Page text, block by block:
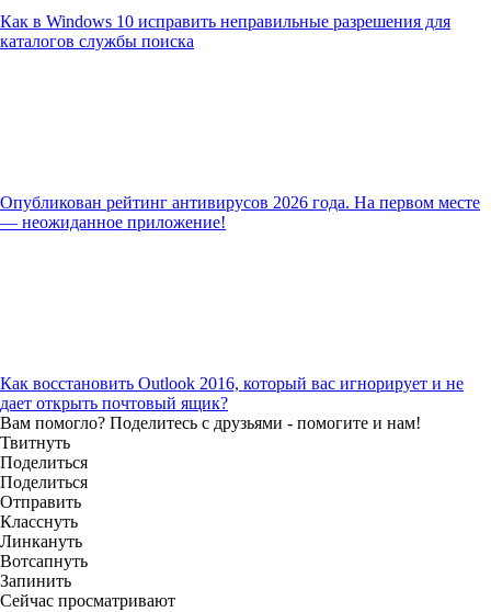
Как в Windows 10 исправить неправильные разрешения для
каталогов службы поиска
Опубликован рейтинг антивирусов 2026 года. На первом месте
— неожиданное приложение!
Как восстановить Outlook 2016, который вас игнорирует и не
дает открыть почтовый ящик?
Вам помогло? Поделитесь с друзьями - помогите и нам!
Твитнуть
Поделиться
Поделиться
Отправить
Класснуть
Линкануть
Вотсапнуть
Запинить
Сейчас просматривают